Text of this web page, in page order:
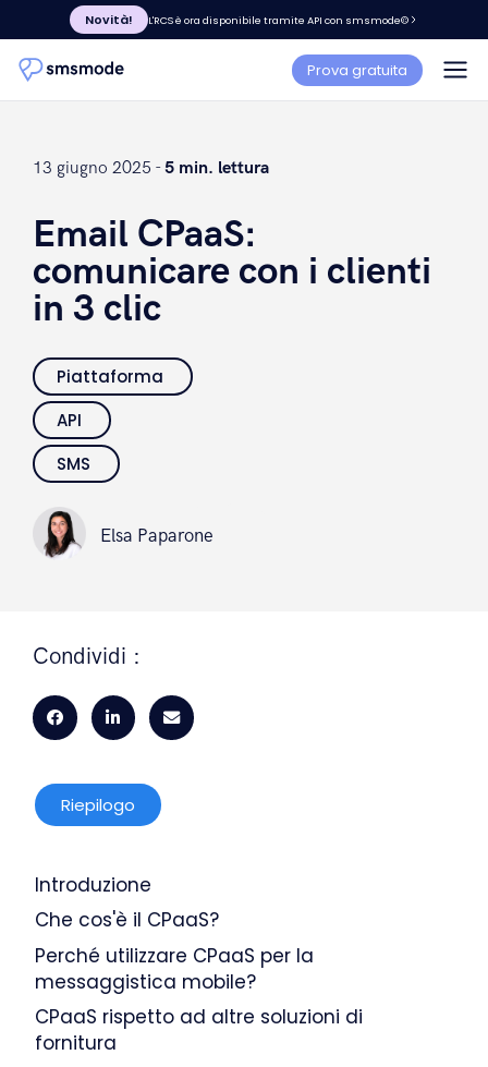
Novità! L'RCS è ora disponibile tramite API con smsmode©
Prova gratuita
13 giugno 2025 -5 min. lettura
Email CPaaS:
comunicare con i clienti
in 3 clic
Piattaforma
API
SMS
Elsa Paparone
Condividi :
Riepilogo
Introduzione
Che cos'è il CPaaS?
Perché utilizzare CPaaS per la
messaggistica mobile?
CPaaS rispetto ad altre soluzioni di
fornitura